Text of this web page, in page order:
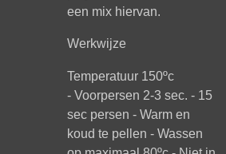
een mix hiervan.
Werkwijze
Temperatuur 150ºc
- Voorpersen 2-3 sec. - 15
sec persen - Warm en
koud te pellen - Wassen